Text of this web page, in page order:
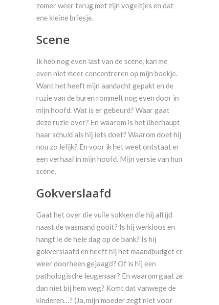
zomer weer terug met zijn vogeltjes en dat
ene kleine briesje.
Scene
Ik heb nog even last van de scène, kan me
even niet meer concentreren op mijn boekje.
Want het heeft mijn aandacht gepakt en de
ruzie van de buren rommelt nog even door in
mijn hoofd. Wat is er gebeurd? Waar gaat
deze ruzie over? En waarom is het überhaupt
haar schuld als hij iets doet? Waarom doet hij
nou zo lelijk? En voor ik het weet ontstaat er
een verhaal in mijn hoofd. Mijn versie van hun
scène.
Gokverslaafd
Gaat het over die vuile sokken die hij altijd
naast de wasmand gooit? Is hij werkloos en
hangt ie de hele dag op de bank? Is hij
gokverslaafd en heeft hij het maandbudget er
weer doorheen gejaagd? Of is hij een
pathologische leugenaar? En waarom gaat ze
dan niet bij hem weg? Komt dat vanwege de
kinderen…? (Ja, mijn moeder zegt niet voor